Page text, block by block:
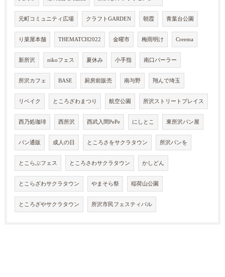
元町コミュニティ広場 クラフトGARDEN 朝霞 青葉台公園
り菜屋本舗 THEMATCH2022 金曜市 梅雨明け Creema
新所沢 nikoフェス 夏休み 小手指 南口パーラー
所沢カフェ BASE 厨房前販売 南与野 翔んで埼玉
リベイク ところざわまつり 航空公園 所沢ストリートプレイス
西乃処珈琲 西所沢 西武入間PePe にしとこ 東所沢パン屋
パン通販 成人の日 ところさをサクラタウン 所沢パンを
とこらぶフェス ところさわサクラタウン かしどん
とこらざわサクラタウン やまそら祭 稲荷山公園
ところざやサクラタウン 所沢市民フェスティバル